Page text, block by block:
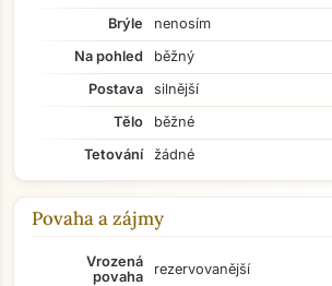
Brýle
nenosím
Na pohled
běžný
Postava
silnější
Tělo
běžné
Tetování
žádné
Povaha a zájmy
Vrozená
povaha
rezervovanější